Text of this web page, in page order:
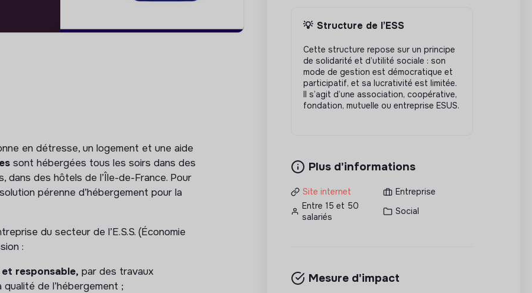
en détresse, un logement et une aide
sont hébergées tous les soirs dans des
dans des hôtels de l’Île-de-France. Pour
pérenne d’hébergement pour la
du secteur de l’E.S.S. (Économie
:
responsable, par des travaux
de l’hébergement ;
💡 Structure de l’ESS
Cette structure repose sur un principe
de solidarité et d’utilité sociale : son
mode de gestion est démocratique et
participatif, et sa lucrativité est limitée.
Il s’agit d’une association, coopérative,
fondation, mutuelle ou entreprise ESUS.
Plus d'informations
Site internet
Entreprise
Entre 15 et 50
salariés
Social
Mesure d'impact